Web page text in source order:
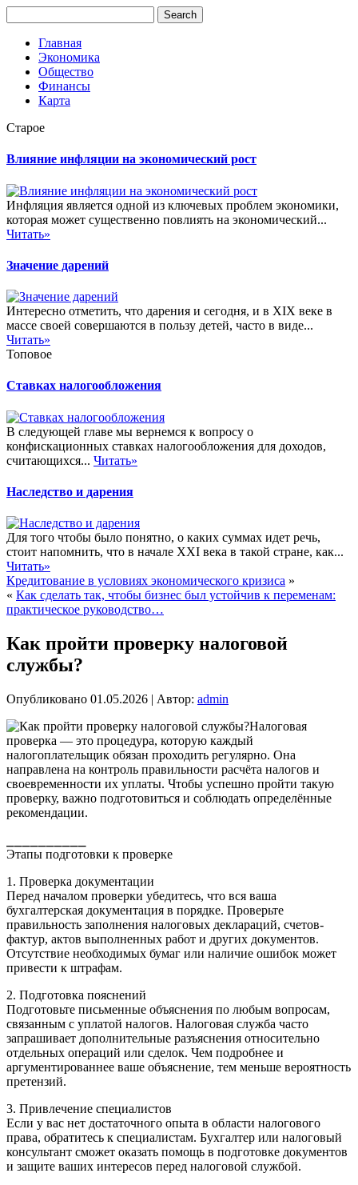
Главная
Экономика
Общество
Финансы
Карта
Старое
Влияние инфляции на экономический рост
Инфляция является одной из ключевых проблем экономики,
которая может существенно повлиять на экономический...
Читать»
Значение дарений
Интересно отметить, что дарения и сегодня, и в XIX веке в
массе своей совершаются в пользу детей, часто в виде...
Читать»
Топовое
Ставках налогообложения
В следующей главе мы вернемся к вопросу о
конфискационных ставках налогообложения для доходов,
считающихся... Читать»
Наследство и дарения
Для того чтобы было понятно, о каких суммах идет речь,
стоит напомнить, что в начале XXI века в такой стране, как...
Читать»
Кредитование в условиях экономического кризиса »
« Как сделать так, чтобы бизнес был устойчив к переменам:
практическое руководство…
Как пройти проверку налоговой
службы?
Опубликовано 01.05.2026 | Автор: admin
Налоговая
проверка — это процедура, которую каждый
налогоплательщик обязан проходить регулярно. Она
направлена на контроль правильности расчёта налогов и
своевременности их уплаты. Чтобы успешно пройти такую
проверку, важно подготовиться и соблюдать определённые
рекомендации.
Этапы подготовки к проверке
1. Проверка документации
Перед началом проверки убедитесь, что вся ваша
бухгалтерская документация в порядке. Проверьте
правильность заполнения налоговых деклараций, счетов-
фактур, актов выполненных работ и других документов.
Отсутствие необходимых бумаг или наличие ошибок может
привести к штрафам.
2. Подготовка пояснений
Подготовьте письменные объяснения по любым вопросам,
связанным с уплатой налогов. Налоговая служба часто
запрашивает дополнительные разъяснения относительно
отдельных операций или сделок. Чем подробнее и
аргументированнее ваше объяснение, тем меньше вероятность
претензий.
3. Привлечение специалистов
Если у вас нет достаточного опыта в области налогового
права, обратитесь к специалистам. Бухгалтер или налоговый
консультант сможет оказать помощь в подготовке документов
и защите ваших интересов перед налоговой службой.